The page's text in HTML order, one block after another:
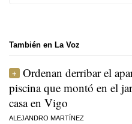
También en La Voz
Ordenan derribar el
piscina que montó en el
casa en Vigo
ALEJANDRO MARTÍNEZ